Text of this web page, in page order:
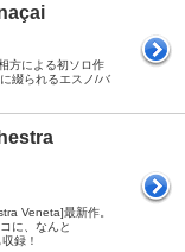
方による初ソロ作
綴られるエスノ/バ
Veneta]最新作。
に、なんと
録！